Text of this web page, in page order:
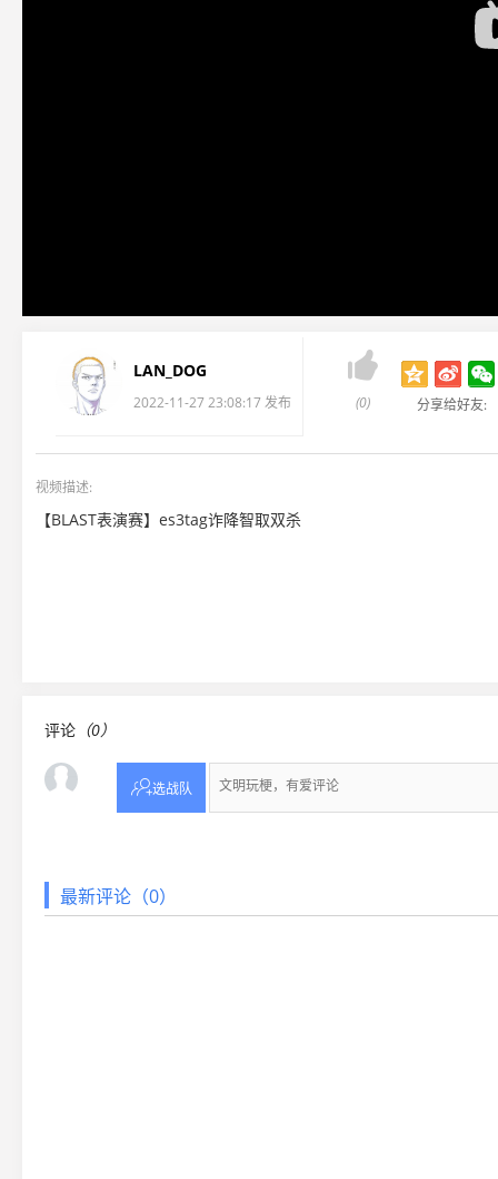
LAN_DOG
2022-11-27 23:08:17 发布

(0) 分享给好友:
视频描述:
【BLAST表演赛】es3tag诈降智取双杀
评论 （0）
选战队
最新评论（0）